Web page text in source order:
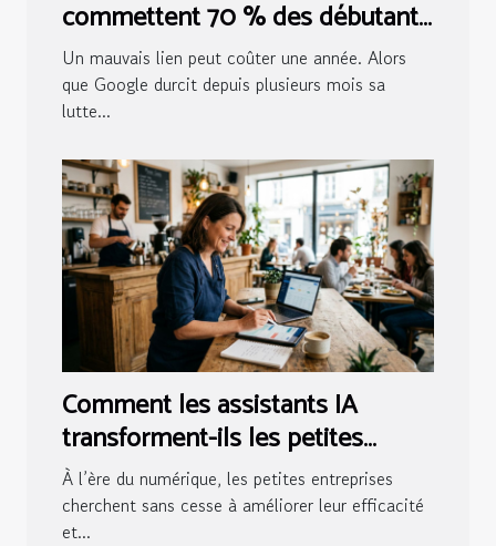
commettent 70 % des débutants
sur le netlinking
Un mauvais lien peut coûter une année. Alors
que Google durcit depuis plusieurs mois sa
lutte...
Comment les assistants IA
transforment-ils les petites
entreprises ?
À l’ère du numérique, les petites entreprises
cherchent sans cesse à améliorer leur efficacité
et...